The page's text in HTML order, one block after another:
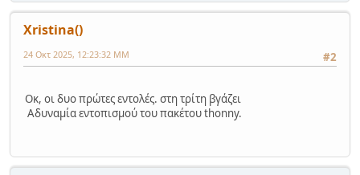
Xristina()
#2
24 Οκτ 2025, 12:23:32 ΜΜ
Οκ, οι δυο πρώτες εντολές. στη τρίτη βγάζει
Αδυναμία εντοπισμού του πακέτου thonny.